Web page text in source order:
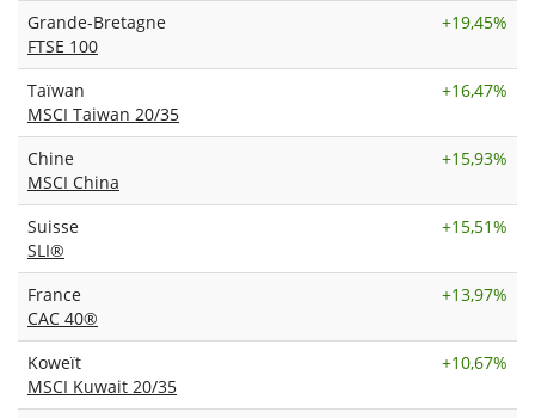
Grande-Bretagne
FTSE 100
+19,45%
Taïwan
MSCI Taiwan 20/35
+16,47%
Chine
MSCI China
+15,93%
Suisse
SLI®
+15,51%
France
CAC 40®
+13,97%
Koweït
MSCI Kuwait 20/35
+10,67%